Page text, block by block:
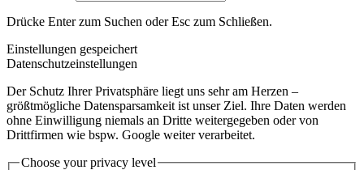
Drücke Enter zum Suchen oder Esc zum Schließen.
Einstellungen gespeichert
Datenschutzeinstellungen
Der Schutz Ihrer Privatsphäre liegt uns sehr am Herzen –
größtmögliche Datensparsamkeit ist unser Ziel. Ihre Daten werden
ohne Einwilligung niemals an Dritte weitergegeben oder von
Drittfirmen wie bspw. Google weiter verarbeitet.
Choose your privacy level